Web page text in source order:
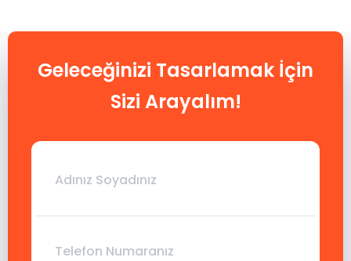
Geleceğinizi Tasarlamak İçin
Sizi Arayalım!